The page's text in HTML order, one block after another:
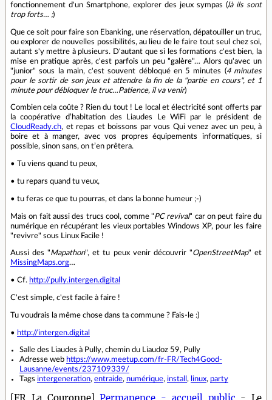
fonctionnement d'un Smartphone, explorer des jeux sympas (là ils sont
trop forts… ;)
Que ce soit pour faire son Ebanking, une réservation, dépatouiller un truc,
ou explorer de nouvelles possibilités, au lieu de le faire tout seul chez soi,
autant s'y mettre à plusieurs. D'autant que si les formations c'est bien, la
mise en pratique après, c'est parfois un peu "galère"… Alors qu'avec un
"junior" sous la main, c'est souvent débloqué en 5 minutes (4 minutes
pour le sortir de son jeux et attendre la fin de la "partie en cours", et 1
minute pour débloquer le truc…Patience, il va venir)
Combien cela coûte ? Rien du tout ! Le local et électricité sont offerts par
la coopérative d’habitation des Liaudes Le WiFi par le président de
CloudReady.ch, et repas et boissons par vous Qui venez avec un peu, à
boire et à manger, avec vos propres équipements informatiques, si
possible, sinon sans, on t’en prêtera.
• Tu viens quand tu peux,
• tu repars quand tu veux,
• tu feras ce que tu pourras, et dans la bonne humeur ;-)
Mais on fait aussi des trucs cool, comme "PC revival" car on peut faire du
numérique en récupérant les vieux portables Windows XP, pour les faire
"revivre" sous Linux Facile !
Aussi des "Mapathon", et tu peux venir découvrir "OpenStreetMap" et
MissingMaps.org…
• Cf. http://pully.intergen.digital
C'est simple, c'est facile à faire !
Tu voudrais la même chose dans ta commune ? Fais-le :)
• http://intergen.digital
Salle des Liaudes à Pully, chemin du Liaudoz 59, Pully
Adresse web https://www.meetup.com/fr-FR/Tech4Good-
Lausanne/events/237109339/
Tags intergeneration, entraide, numérique, install , linux, party